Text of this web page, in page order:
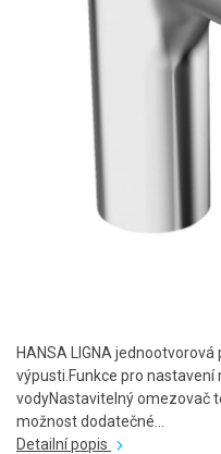
HANSA LIGNA
výpusti.Funkce pro
vodyNastavitelný omezovač
možnost dodatečné...
Detailní popis